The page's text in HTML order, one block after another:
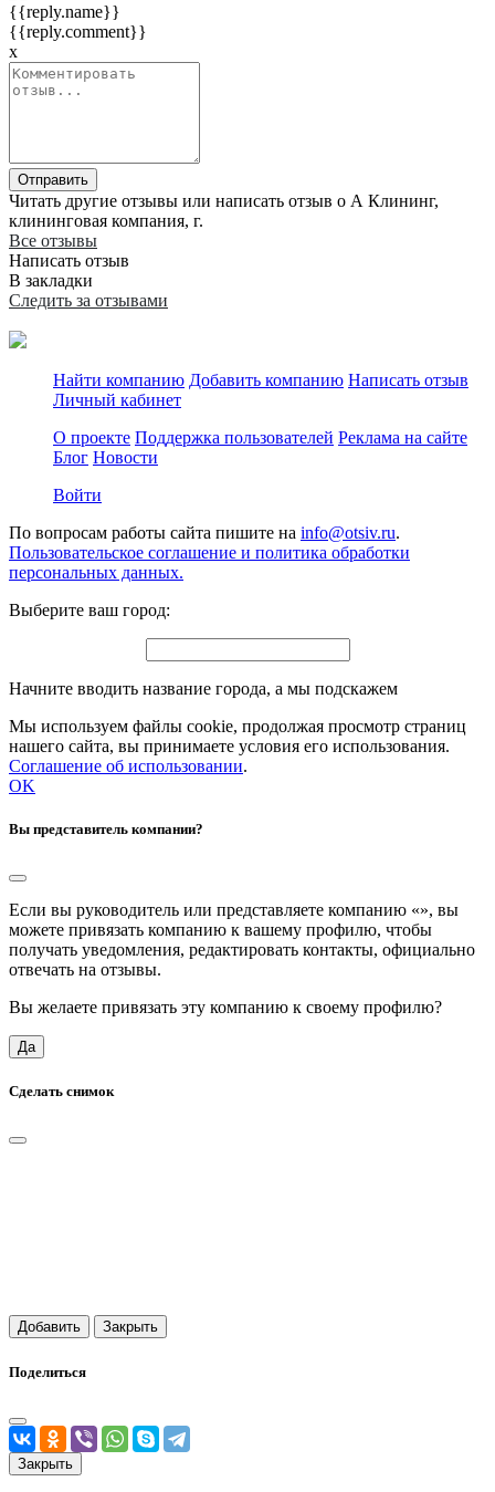
{{reply.name}}
{{reply.comment}}
x
Отправить
Читать другие отзывы или написать отзыв о А Клининг,
клининговая компания, г.
Все отзывы
Написать отзыв
В закладки
Следить за отзывами
Найти компанию Добавить компанию Написать отзыв
Личный кабинет
О проекте Поддержка пользователей Реклама на сайте
Блог Новости
Войти
По вопросам работы сайта пишите на info@otsiv.ru.
Пользовательское соглашение и политика обработки
персональных данных.
Выберите ваш город:
Начните вводить название города, а мы подскажем
Мы используем файлы cookie, продолжая просмотр страниц
нашего сайта, вы принимаете условия его использования.
Соглашение об использовании.
OK
Вы представитель компании?
Если вы руководитель или представляете компанию «», вы
можете привязать компанию к вашему профилю, чтобы
получать уведомления, редактировать контакты, официально
отвечать на отзывы.
Вы желаете привязать эту компанию к своему профилю?
Да
Сделать снимок
Добавить Закрыть
Поделиться
Закрыть